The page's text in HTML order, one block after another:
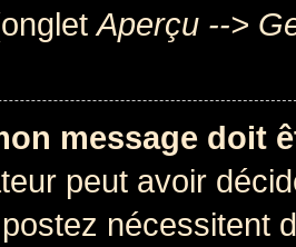
Aperçu -->
message doit
peut avoir
nécessitent